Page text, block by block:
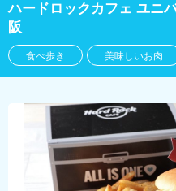
ハードロックカフェ ユニ
阪
食べ歩き 美味しいお肉